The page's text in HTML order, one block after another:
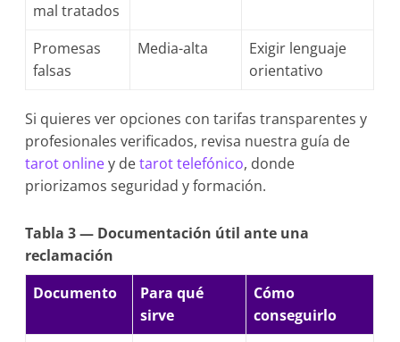
mal tratados
Promesas
falsas
Media-alta
Exigir lenguaje
orientativo
Si quieres ver opciones con tarifas transparentes y
profesionales verificados, revisa nuestra guía de
tarot onliney detarot telefónico, donde
priorizamos seguridad y formación.
Tabla 3 — Documentación útil ante una
reclamación
Documento
Para qué
sirve
Cómo
conseguirlo